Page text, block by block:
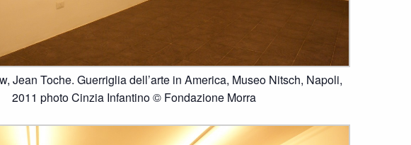
Jean Toche. Guerriglia dell’arte in America, Museo Nitsch, Napoli,
2011 photo Cinzia Infantino © Fondazione Morra